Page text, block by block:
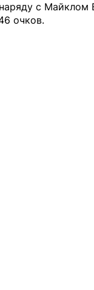
с Майклом
очков.